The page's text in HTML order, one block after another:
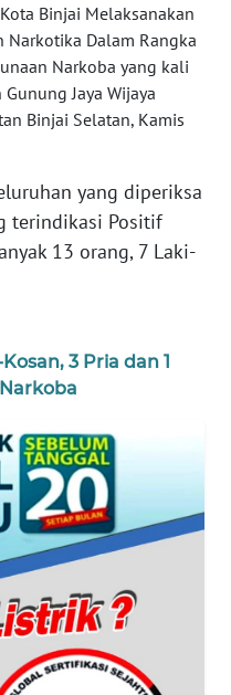
Binjai Melaksanakan
Narkotika Dalam Rangka
Narkoba yang kali
Jaya Wijaya
Binjai Selatan, Kamis
yang diperiksa
terindikasi Positif
13 orang, 7 Laki-
3 Pria dan 1